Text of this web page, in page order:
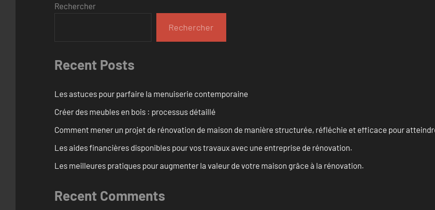
Rechercher
Rechercher
Recent Posts
Les astuces pour parfaire la menuiserie contemporaine
Créer des meubles en bois : processus détaillé
Comment mener un projet de rénovation de maison de manière structurée, réfléchie et efficace pour
Les aides financières disponibles pour vos travaux avec une entreprise de rénovation.
Les meilleures pratiques pour augmenter la valeur de votre maison grâce à la rénovation.
Recent Comments